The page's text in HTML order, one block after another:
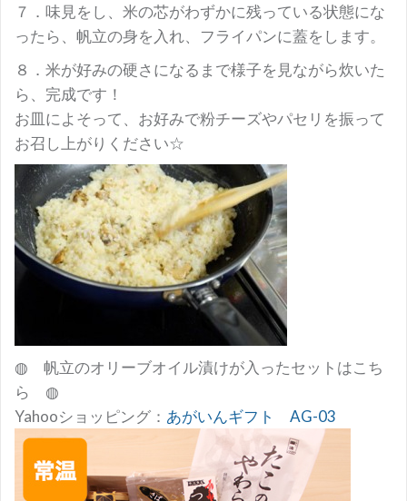
７．味見をし、米の芯がわずかに残っている状態にな
ったら、帆立の身を入れ、フライパンに蓋をします。
８．米が好みの硬さになるまで様子を見ながら炊いた
ら、完成です！
お皿によそって、お好みで粉チーズやパセリを振って
お召し上がりください☆
◍ 帆立のオリーブオイル漬けが入ったセットはこち
ら ◍
Yahooショッピング： あがいんギフト AG-03